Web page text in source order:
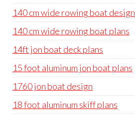
140 cm wide rowing boat design
140 cm wide rowing boat plans
14ft jon boat deck plans
15 foot aluminum jon boat plans
1760 jon boat design
18 foot aluminum skiff plans